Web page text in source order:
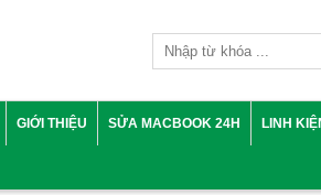
GIỚI THIỆU SỬA MACBOOK 24H LINH